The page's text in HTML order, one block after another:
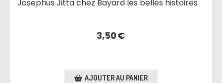
Josephus Jitta chez Bayard les belles histoires
3,50€
AJOUTER AU PANIER